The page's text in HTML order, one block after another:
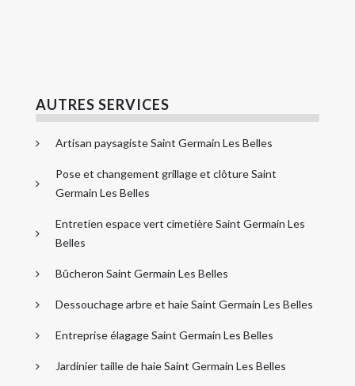
AUTRES SERVICES
Artisan paysagiste Saint Germain Les Belles
Pose et changement grillage et clôture Saint
Germain Les Belles
Entretien espace vert cimetière Saint Germain Les
Belles
Bûcheron Saint Germain Les Belles
Dessouchage arbre et haie Saint Germain Les Belles
Entreprise élagage Saint Germain Les Belles
Jardinier taille de haie Saint Germain Les Belles